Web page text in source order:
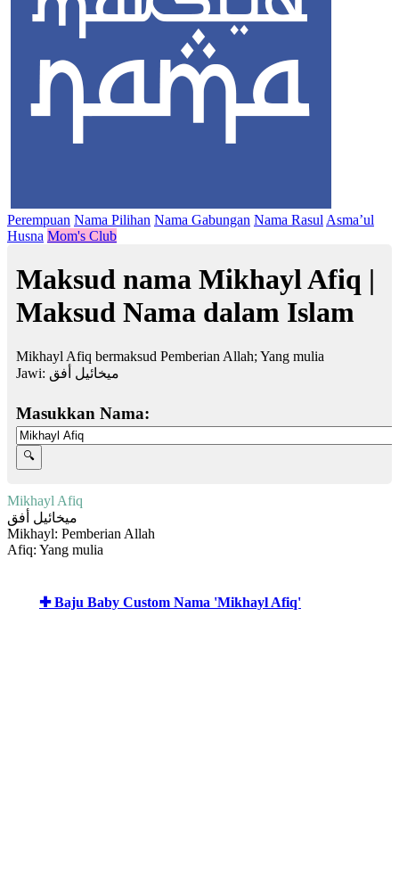
Perempuan Nama Pilihan Nama Gabungan Nama Rasul Asma’ul
Husna Mom's Club
Maksud nama Mikhayl Afiq |
Maksud Nama dalam Islam
Mikhayl Afiq bermaksud Pemberian Allah; Yang mulia
Jawi: ميخائيل أفق
Masukkan Nama:
Mikhayl Afiq
ميخائيل أفق
Mikhayl: Pemberian Allah
Afiq: Yang mulia
✚ Baju Baby Custom Nama 'Mikhayl Afiq'